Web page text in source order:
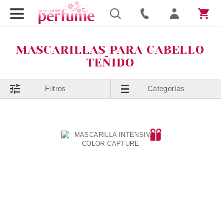
MASCARILLAS PARA CABELLO
TEÑIDO
Filtros Categorías